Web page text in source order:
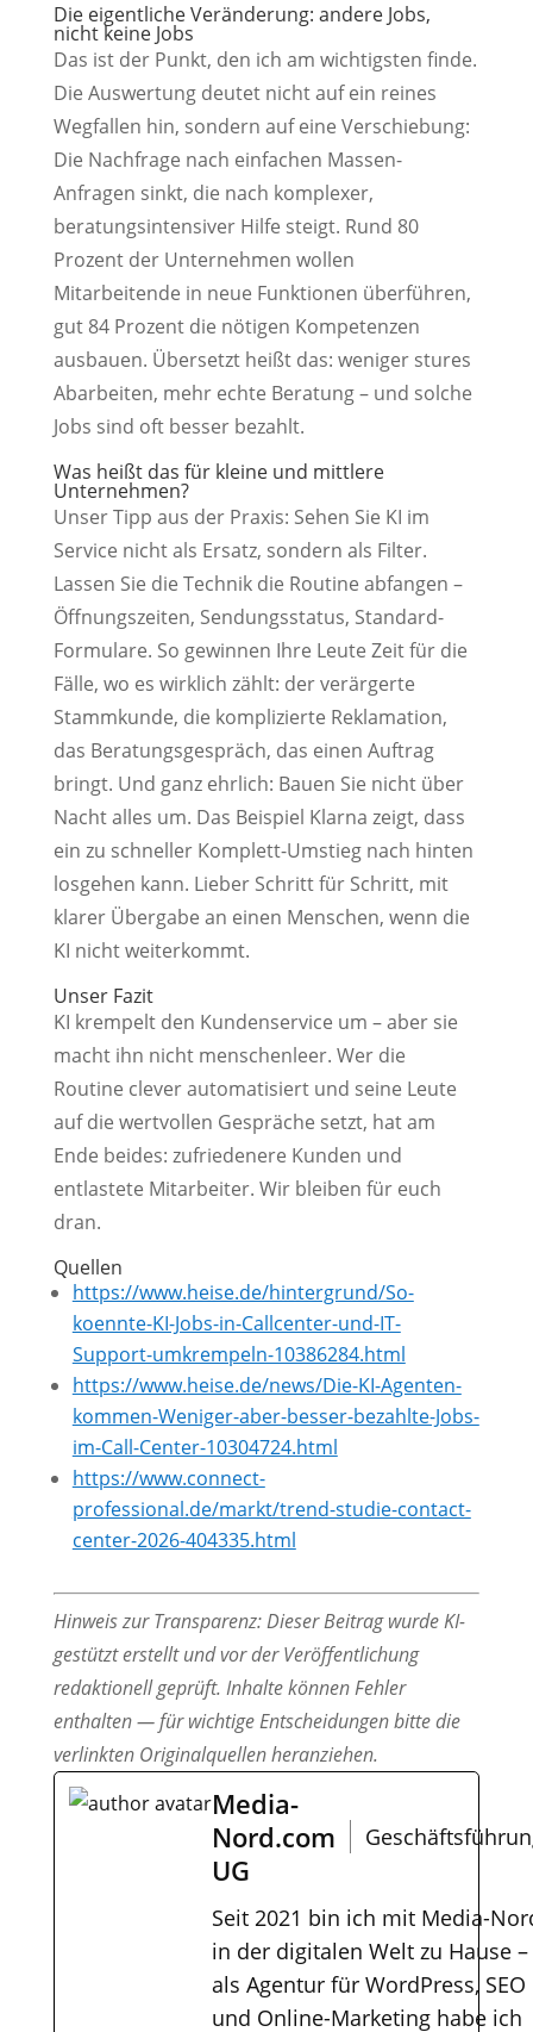
Die eigentliche Veränderung: andere Jobs,
nicht keine Jobs
Das ist der Punkt, den ich am wichtigsten finde.
Die Auswertung deutet nicht auf ein reines
Wegfallen hin, sondern auf eine Verschiebung:
Die Nachfrage nach einfachen Massen-
Anfragen sinkt, die nach komplexer,
beratungsintensiver Hilfe steigt. Rund 80
Prozent der Unternehmen wollen
Mitarbeitende in neue Funktionen überführen,
gut 84 Prozent die nötigen Kompetenzen
ausbauen. Übersetzt heißt das: weniger stures
Abarbeiten, mehr echte Beratung – und solche
Jobs sind oft besser bezahlt.
Was heißt das für kleine und mittlere
Unternehmen?
Unser Tipp aus der Praxis: Sehen Sie KI im
Service nicht als Ersatz, sondern als Filter.
Lassen Sie die Technik die Routine abfangen –
Öffnungszeiten, Sendungsstatus, Standard-
Formulare. So gewinnen Ihre Leute Zeit für die
Fälle, wo es wirklich zählt: der verärgerte
Stammkunde, die komplizierte Reklamation,
das Beratungsgespräch, das einen Auftrag
bringt. Und ganz ehrlich: Bauen Sie nicht über
Nacht alles um. Das Beispiel Klarna zeigt, dass
ein zu schneller Komplett-Umstieg nach hinten
losgehen kann. Lieber Schritt für Schritt, mit
klarer Übergabe an einen Menschen, wenn die
KI nicht weiterkommt.
Unser Fazit
KI krempelt den Kundenservice um – aber sie
macht ihn nicht menschenleer. Wer die
Routine clever automatisiert und seine Leute
auf die wertvollen Gespräche setzt, hat am
Ende beides: zufriedenere Kunden und
entlastete Mitarbeiter. Wir bleiben für euch
dran.
Quellen
https://www.heise.de/hintergrund/So-
koennte-KI-Jobs-in-Callcenter-und-IT-
Support-umkrempeln-10386284.html
https://www.heise.de/news/Die-KI-Agenten-
kommen-Weniger-aber-besser-bezahlte-Jobs-
im-Call-Center-10304724.html
https://www.connect-
professional.de/markt/trend-studie-contact-
center-2026-404335.html
Hinweis zur Transparenz: Dieser Beitrag wurde KI-
gestützt erstellt und vor der Veröffentlichung
redaktionell geprüft. Inhalte können Fehler
enthalten — für wichtige Entscheidungen bitte die
verlinkten Originalquellen heranziehen.
Media-
Nord.com
UG
Seit 2021 bin ich mit Media-
in der digitalen Welt zu Hause –
als Agentur für WordPress, SEO
und Online-Marketing habe ich